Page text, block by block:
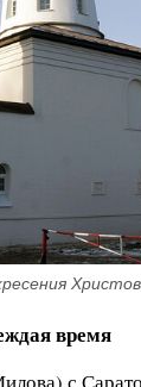
время
с